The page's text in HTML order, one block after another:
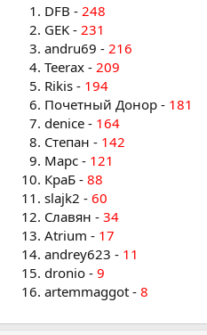
DFB - 248
GEK - 231
andru69 - 216
Teerax - 209
Rikis - 194
Почетный Донор - 181
denice - 164
Степан - 142
Марс - 121
КраБ - 88
slajk2 - 60
Славян - 34
Atrium - 17
andrey623 - 11
dronio - 9
artemmaggot - 8